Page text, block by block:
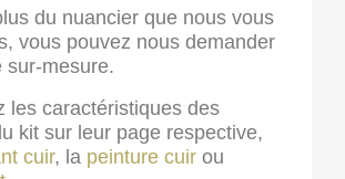
du nuancier que nous vous
vous pouvez nous demander
sur-mesure.
les caractéristiques des
kit sur leur page respective,
cuir, la peinture cuir ou